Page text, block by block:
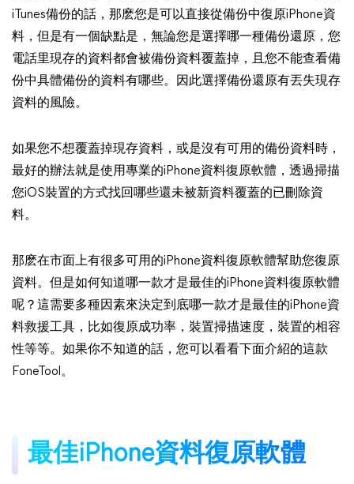
iTunes備份的話，那麽您是可以直接從備份中復原iPhone資
料，但是有一個缺點是，無論您是選擇哪一種備份還原，您
電話里現存的資料都會被備份資料覆蓋掉，且您不能查看備
份中具體備份的資料有哪些。因此選擇備份還原有丟失現存
資料的風險。
如果您不想覆蓋掉現存資料，或是沒有可用的備份資料時，
最好的辦法就是使用專業的iPhone資料復原軟體，透過掃描
您iOS裝置的方式找回哪些還未被新資料覆蓋的已刪除資
料。
那麽在市面上有很多可用的iPhone資料復原軟體幫助您復原
資料。但是如何知道哪一款才是最佳的iPhone資料復原軟體
呢？這需要多種因素來決定到底哪一款才是最佳的iPhone資
料救援工具，比如復原成功率，裝置掃描速度，裝置的相容
性等等。如果你不知道的話，您可以看看下面介紹的這款
FoneTool。
最佳iPhone資料復原軟體